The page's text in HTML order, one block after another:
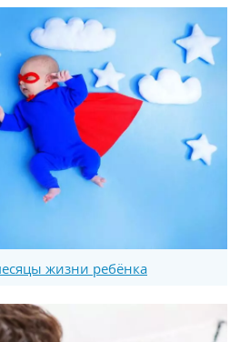
жизни ребёнка